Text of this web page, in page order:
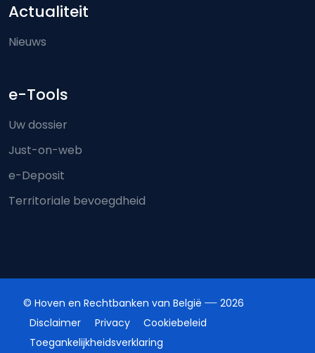
Actualiteit
Nieuws
e-Tools
Uw dossier
Just-on-web
e-Deposit
Territoriale bevoegdheid
© Hoven en Rechtbanken van België
2026
Disclaimer
Privacy
Cookiebeleid
Toegankelijkheidsverklaring